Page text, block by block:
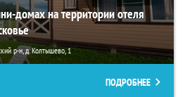
домах на территории отеля
р-н, д. Колтышево, 1
ПОДРОБНЕЕ